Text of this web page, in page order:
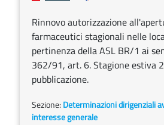
Rinnovo autorizzazione
farmaceutici stagionali nelle
pertinenza della ASL BR/1 ai
362/91, art. 6. Stagione estiva
pubblicazione.
Sezione: Determinazioni dirigenziali
interesse generale